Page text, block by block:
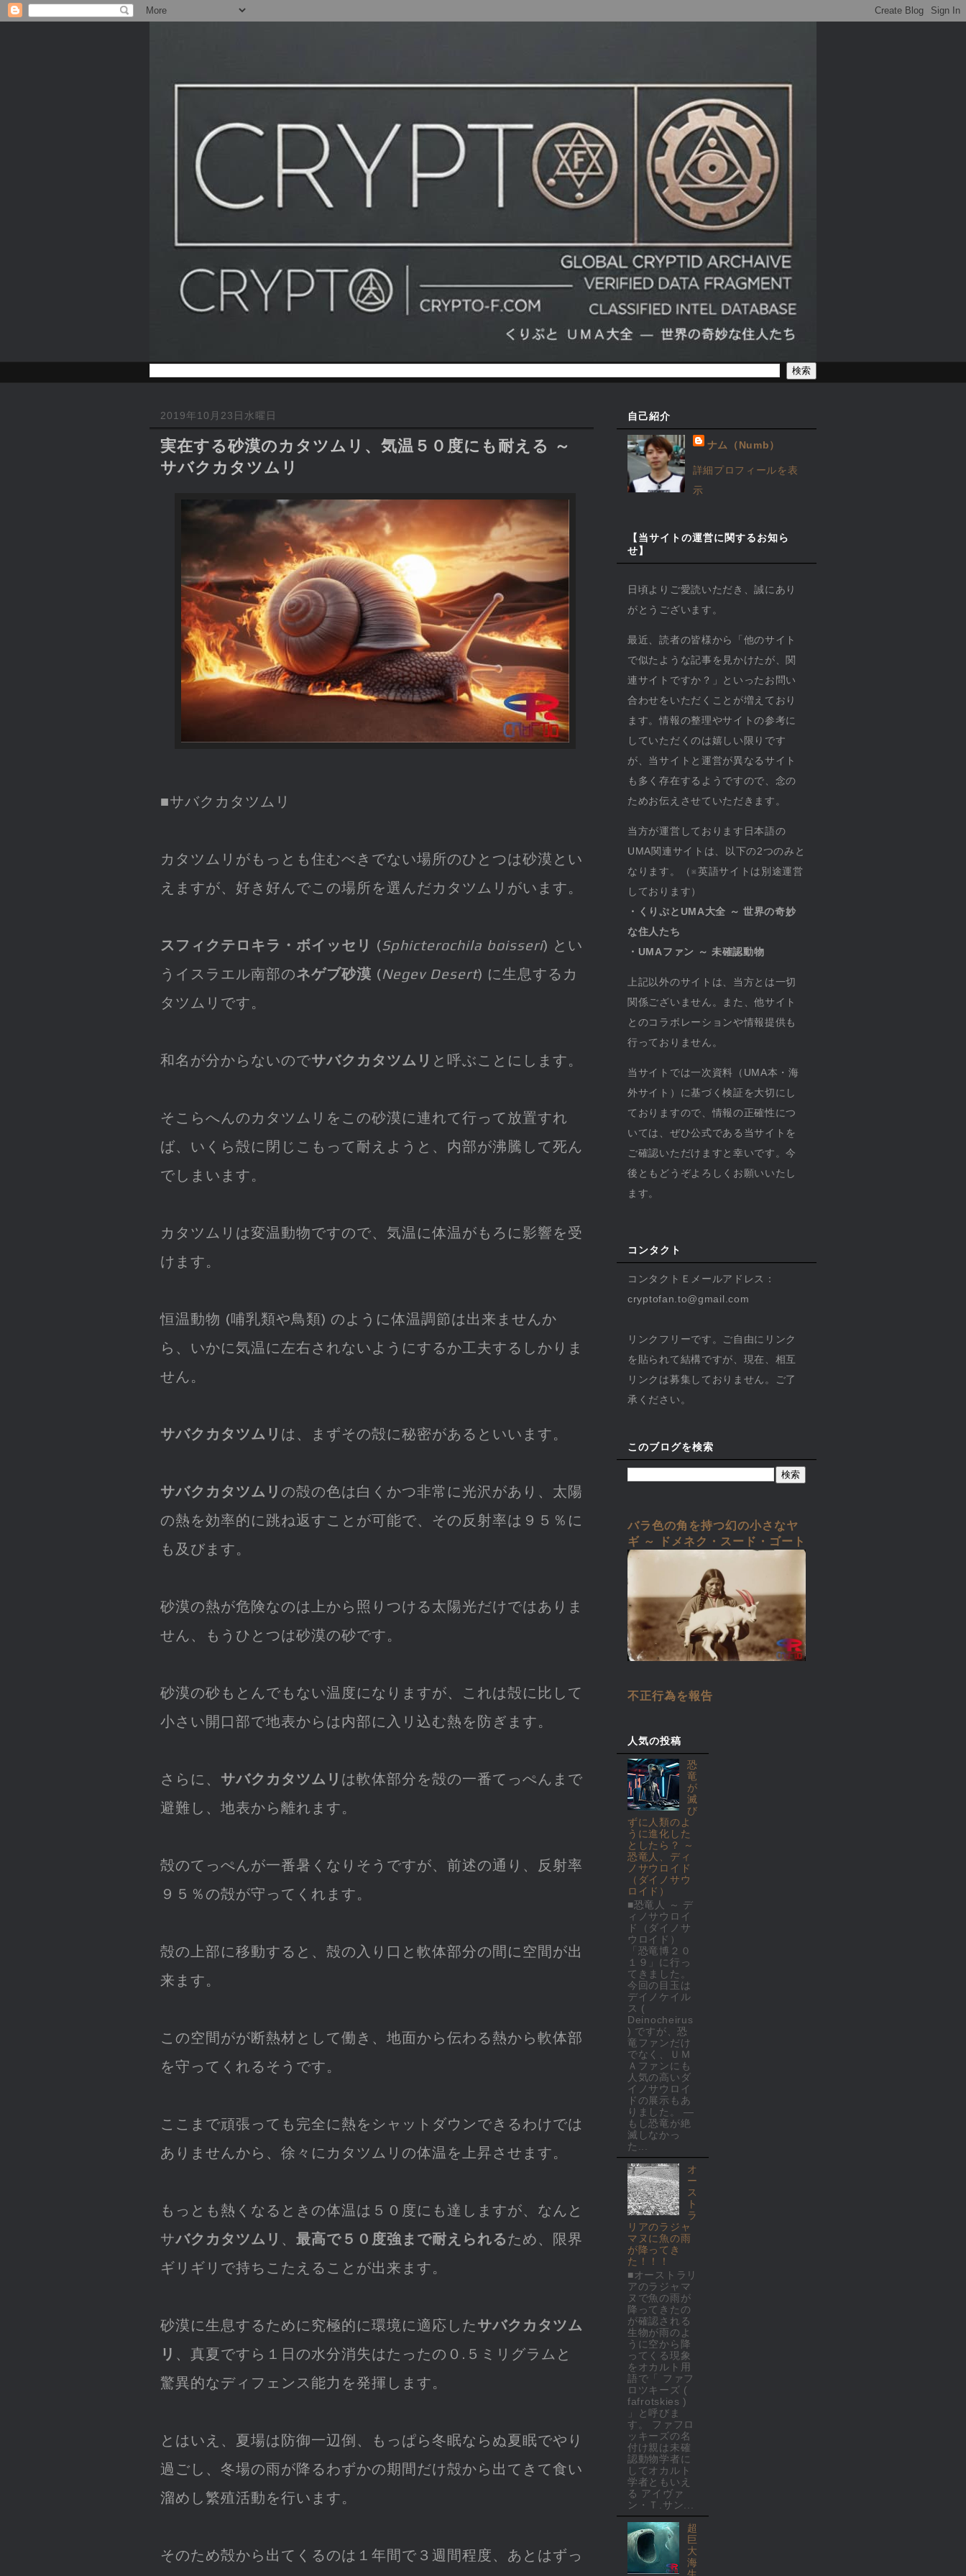
2019年10月23日水曜日
実在する砂漠のカタツムリ、気温５０度にも耐える ～
サバクカタツムリ
■サバクカタツムリ
カタツムリがもっとも住むべきでない場所のひとつは砂漠とい
えますが、好き好んでこの場所を選んだカタツムリがいます。
スフィクテロキラ・ボイッセリ (Sphicterochila boisseri) とい
うイスラエル南部のネゲブ砂漠 (Negev Desert) に生息するカ
タツムリです。
和名が分からないのでサバクカタツムリ と呼ぶことにします。
そこらへんのカタツムリをこの砂漠に連れて行って放置すれ
ば、いくら殻に閉じこもって耐えようと、内部が沸騰して死ん
でしまいます。
カタツムリは変温動物ですので、気温に体温がもろに影響を受
けます。
恒温動物 (哺乳類や鳥類) のように体温調節は出来ませんか
ら、いかに気温に左右されないようにするか工夫するしかりま
せん。
サバクカタツムリ は、まずその殻に秘密があるといいます。
サバクカタツムリ の殻の色は白くかつ非常に光沢があり、太陽
の熱を効率的に跳ね返すことが可能で、その反射率は９５％に
も及びます。
砂漠の熱が危険なのは上から照りつける太陽光だけではありま
せん、もうひとつは砂漠の砂です。
砂漠の砂もとんでもない温度になりますが、これは殻に比して
小さい開口部で地表からは内部に入リ込む熱を防ぎます。
さらに、 サバクカタツムリ は軟体部分を殻の一番てっぺんまで
避難し、地表から離れます。
殻のてっぺんが一番暑くなりそうですが、前述の通り、反射率
９５％の殻が守ってくれます。
殻の上部に移動すると、殻の入り口と軟体部分の間に空間が出
来ます。
この空間がが断熱材として働き、地面から伝わる熱から軟体部
を守ってくれるそうです。
ここまで頑張っても完全に熱をシャットダウンできるわけでは
ありませんから、徐々にカタツムリの体温を上昇させます。
もっとも熱くなるときの体温は５０度にも達しますが、なんと
サバクカタツムリ 、 最高で５０度強まで耐えられるため、限界
ギリギリで持ちこたえることが出来ます。
砂漠に生息するために究極的に環境に適応したサバクカタツム
リ 、真夏ですら１日の水分消失はたったの０.５ミリグラムと
驚異的なディフェンス能力を発揮します。
とはいえ、夏場は防御一辺倒、もっぱら冬眠ならぬ夏眠でやり
過ごし、冬場の雨が降るわずかの期間だけ殻から出てきて食い
溜めし繁殖活動を行います。
そのため殻から出てくるのは１年間で３週間程度、あとはずっ
自己紹介
ナム（Numb）
詳細プロフィールを表
示
【当サイトの運営に関するお知ら
せ】
日頃よりご愛読いただき、誠にあり
がとうございます。
最近、読者の皆様から「他のサイト
で似たような記事を見かけたが、関
連サイトですか？」といったお問い
合わせをいただくことが増えており
ます。情報の整理やサイトの参考に
していただくのは嬉しい限りです
が、当サイトと運営が異なるサイト
も多く存在するようですので、念の
ためお伝えさせていただきます。
当方が運営しております日本語の
UMA関連サイトは、以下の2つのみと
なります。（※英語サイトは別途運営
しております）
・くりぷとUMA大全 ～ 世界の奇妙
な住人たち
・UMAファン ～ 未確認動物
上記以外のサイトは、当方とは一切
関係ございません。また、他サイト
とのコラボレーションや情報提供も
行っておりません。
当サイトでは一次資料（UMA本・海
外サイト）に基づく検証を大切にし
ておりますので、情報の正確性につ
いては、ぜひ公式である当サイトを
ご確認いただけますと幸いです。今
後ともどうぞよろしくお願いいたし
ます。
コンタクト
コンタクトＥメールアドレス：
cryptofan.to@gmail.com
リンクフリーです。ご自由にリンク
を貼られて結構ですが、現在、相互
リンクは募集しておりません。ご了
承ください。
このブログを検索
バラ色の角を持つ幻の小さなヤ
ギ ～ ドメネク・スード・ゴート
不正行為を報告
人気の投稿
恐
竜
が
滅
び
ずに人類のよ
うに進化した
としたら？ ～
恐竜人、ディ
ノサウロイド
（ダイノサウ
ロイド）
■恐竜人 ～ デ
ィノサウロイ
ド（ダイノサ
ウロイド）
「恐竜博２０
１９」に行っ
てきました。
今回の目玉は
デイノケイル
ス (
Deinocheirus
) ですが、恐
竜ファンだけ
でなく、ＵＭ
Ａファンにも
人気の高いダ
イノサウロイ
ドの展示もあ
りました。 ―
もし恐竜が絶
滅しなかっ
た...
オ
ー
ス
ト
ラ
リアのラジャ
マヌに魚の雨
が降ってき
た！！！
■オーストラリ
アのラジャマ
ヌで魚の雨が
降ってきたの
が確認される
生物が雨のよ
うに空から降
ってくる現象
をオカルト用
語で「 ファフ
ロツキーズ (
fafrotskies )
」と呼びま
す。 ファフロ
ッキーズの名
付け親は未確
認動物学者に
してオカルト
学者ともいえ
る アイヴァ
ン・Ｔ.サン...
超
巨
大
海
生